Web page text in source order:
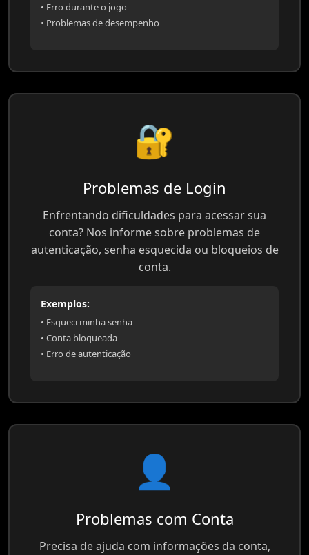
• Erro durante o jogo
• Problemas de desempenho
🔐
Problemas de Login
Enfrentando dificuldades para acessar sua
conta? Nos informe sobre problemas de
autenticação, senha esquecida ou bloqueios de
conta.
Exemplos:
• Esqueci minha senha
• Conta bloqueada
• Erro de autenticação
👤
Problemas com Conta
Precisa de ajuda com informações da conta,